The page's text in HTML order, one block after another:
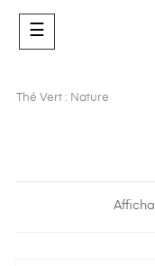
Basculer
la
☰
Thé Vert : Nature